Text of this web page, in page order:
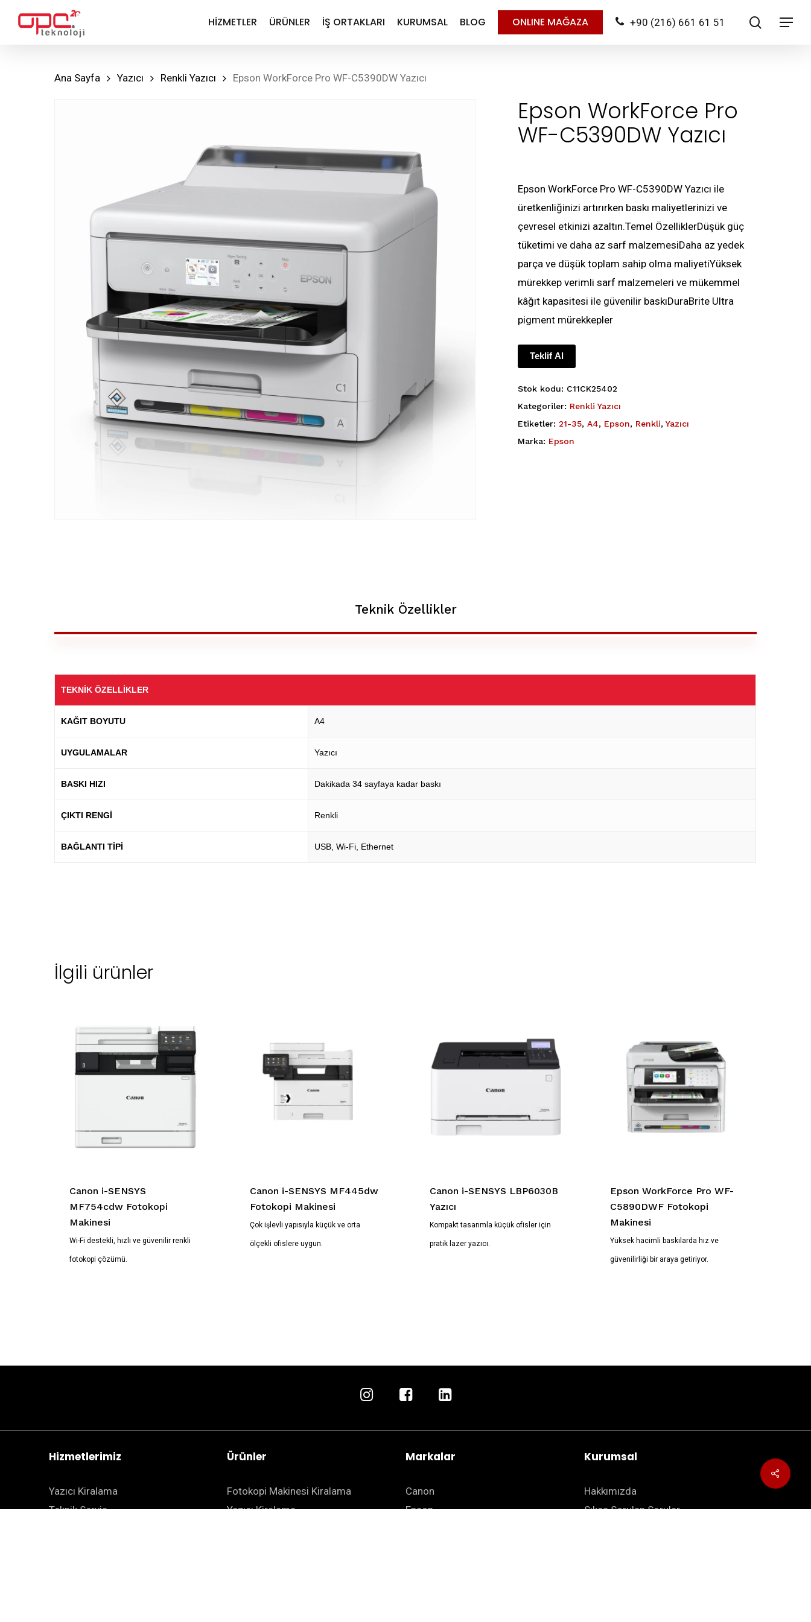
HIZMETLER ÜRÜNLER İŞ ORTAKLARI KURUMSAL BLOG ONLINE MAĞAZA +90 (216) 661 61 51 search
Menu
Ana Sayfa Yazıcı Renkli Yazıcı Epson WorkForce Pro WF-C5390DW Yazıcı
Epson WorkForce Pro
WF-C5390DW Yazıcı
Epson WorkForce Pro WF-C5390DW Yazıcı ile
üretkenliğinizi artırırken baskı maliyetlerinizi ve
çevresel etkinizi azaltın.Temel ÖzelliklerDüşük güç
tüketimi ve daha az sarf malzemesiDaha az yedek
parça ve düşük toplam sahip olma maliyetiYüksek
mürekkep verimli sarf malzemeleri ve mükemmel
kâğıt kapasitesi ile güvenilir baskıDuraBrite Ultra
pigment mürekkepler
Teklif Al
Stok kodu: C11CK25402
Kategoriler: Renkli Yazıcı
Etiketler:21-35,A4, Epson, Renkli,Yazıcı
Marka: Epson
Teknik Özellikler
TEKNIK ÖZELLIKLER
KAĞIT BOYUTU A4
UYGULAMALAR Yazıcı
BASKI HIZI Dakikada 34 sayfaya kadar baskı
ÇIKTI RENGI Renkli
BAĞLANTI TIPI USB, Wi-Fi, Ethernet
İlgili ürünler
Canon i-SENSYS
MF754cdw Fotokopi
Makinesi
Wi-Fi destekli, hızlı ve güvenilir renkli
fotokopi çözümü.
Canon i-SENSYS MF445dw
Fotokopi Makinesi
Çok işlevli yapısıyla küçük ve orta
ölçekli ofislere uygun.
Canon i-SENSYS LBP6030B
Yazıcı
Kompakt tasarımla küçük ofisler için
pratik lazer yazıcı.
Epson WorkForce Pro WF-
C5890DWF Fotokopi
Makinesi
Yüksek hacimli baskılarda hız ve
güvenilirliği bir araya getiriyor.
Hizmetlerimiz
Yazıcı Kiralama
Teknik Servis
Ürünler
Fotokopi Makinesi Kiralama
Yazıcı Kiralama
Markalar
Canon
Epson
Kurumsal
Hakkımızda
Sıkça Sorulan Sorular